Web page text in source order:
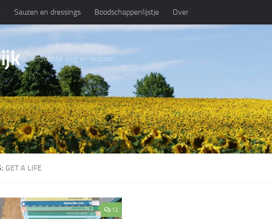
Sauzen en dressings Boodschappenlijstje Over
persoonlijk blog en recepten
GET A LIFE
12